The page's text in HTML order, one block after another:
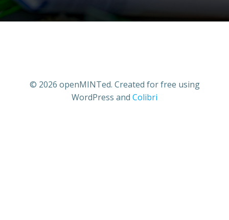
© 2026 openMINTed. Created for free using
WordPress and Colibri